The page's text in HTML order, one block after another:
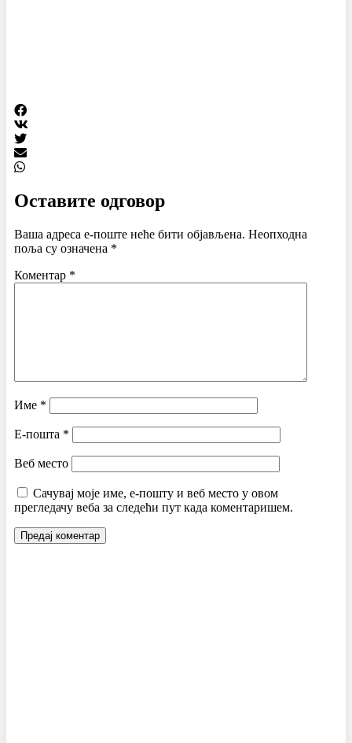
Оставите одговор
Ваша адреса е-поште неће бити објављена. Неопходна
поља су означена *
Коментар *
Име *
Е-пошта *
Веб место
Сачувај моје име, е-пошту и веб место у овом
прегледачу веба за следећи пут када коментаришем.